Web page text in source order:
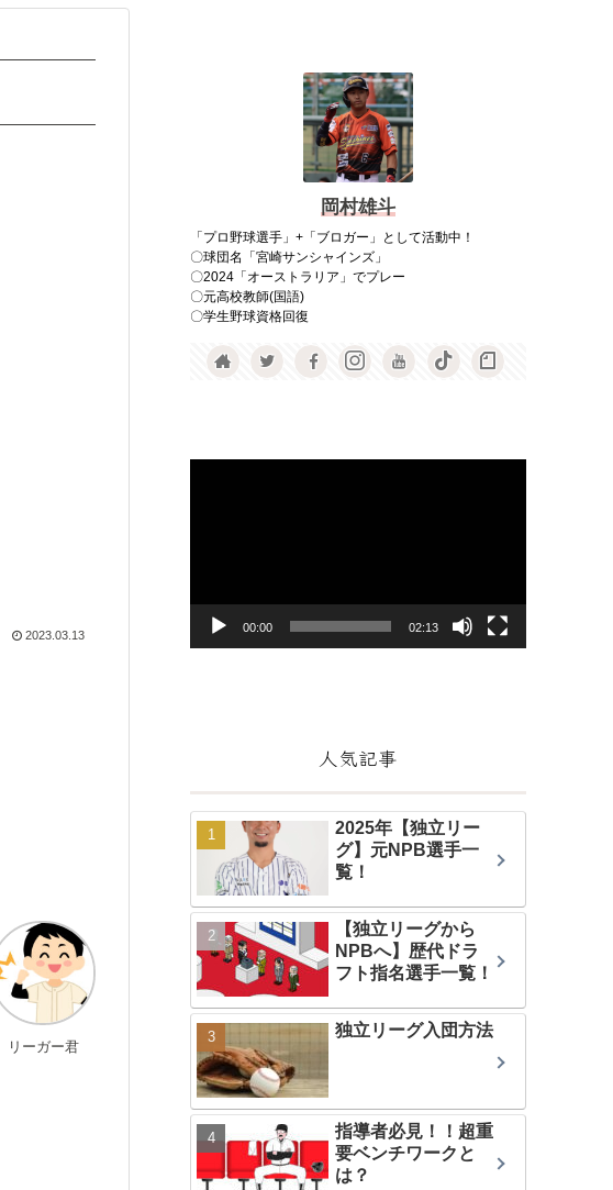
2023.03.13
リーガー君
岡村雄斗
「プロ野球選手」+「ブロガー」として活動中！
〇球団名「宮崎サンシャインズ」
〇2024「オーストラリア」でプレー
〇元高校教師(国語)
〇学生野球資格回復
ー
00:00 02:13
人気記事
2025年【独立リー
グ】元NPB選手一
覧！
【独立リーグから
NPBへ】歴代ドラ
フト指名選手一覧！
独立リーグ入団方法
指導者必見！！超重
要ベンチワークと
は？